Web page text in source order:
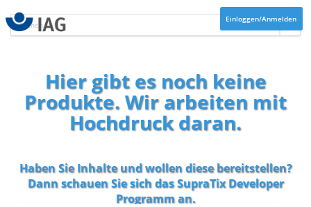
Einloggen/Anmelden
Hier gibt es noch keine
Produkte. Wir arbeiten mit
Hochdruck daran.
Haben Sie Inhalte und wollen diese bereitstellen?
Dann schauen Sie sich dasSupraTix Developer
Programman.